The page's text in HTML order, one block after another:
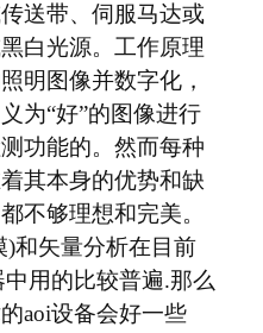
送带、伺服马达或
白光源。工作原理
明图像并数字化，
为“好”的图像进行
功能的。然而每种
其本身的优势和缺
不够理想和完美。
和矢量分析在目前
用的比较普遍.那么
aoi设备会好一些